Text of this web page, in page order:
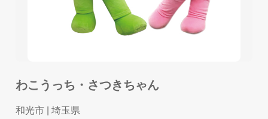
わこうっち・さつきちゃん
和光市 | 埼玉県